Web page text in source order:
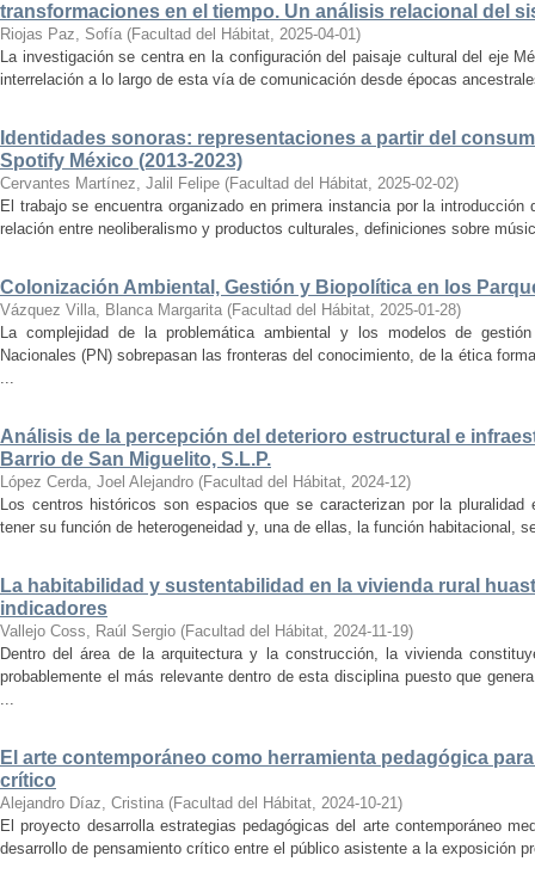
transformaciones en el tiempo. Un análisis relacional del
Riojas Paz, Sofía (Facultad del Hábitat, 2025-04-01)
La investigación se centra en la configuración del paisaje cultural del eje
interrelación a lo largo de esta vía de comunicación desde épocas
Identidades sonoras: representaciones a partir del
Spotify México (2013-2023)
Cervantes Martínez, Jalil Felipe (Facultad del Hábitat, 2025-02-02)
El trabajo se encuentra organizado en primera instancia por la
relación entre neoliberalismo y productos culturales, definiciones sobre
Colonización Ambiental, Gestión y Biopolítica en los
Vázquez Villa, Blanca Margarita (Facultad del Hábitat, 2025-01-28)
La complejidad de la problemática ambiental y los modelos de
Nacionales (PN) sobrepasan las fronteras del conocimiento, de la ética
...
Análisis de la percepción del deterioro estructural e
Barrio de San Miguelito, S.L.P.
López Cerda, Joel Alejandro (Facultad del Hábitat, 2024-12)
Los centros históricos son espacios que se caracterizan por la
tener su función de heterogeneidad y, una de ellas, la función habitacional,
La habitabilidad y sustentabilidad en la vivienda rural
indicadores
Vallejo Coss, Raúl Sergio (Facultad del Hábitat, 2024-11-19)
Dentro del área de la arquitectura y la construcción, la vivienda
probablemente el más relevante dentro de esta disciplina puesto que
...
El arte contemporáneo como herramienta pedagógica
crítico
Alejandro Díaz, Cristina (Facultad del Hábitat, 2024-10-21)
El proyecto desarrolla estrategias pedagógicas del arte contemporáneo
desarrollo de pensamiento crítico entre el público asistente a la exposición